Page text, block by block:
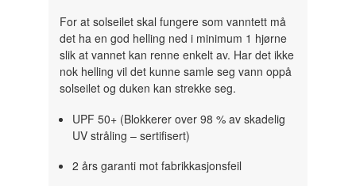
For at solseilet skal fungere som vanntett må
det ha en god helling ned i minimum 1 hjørne
slik at vannet kan renne enkelt av. Har det ikke
nok helling vil det kunne samle seg vann oppå
solseilet og duken kan strekke seg.
UPF 50+ (Blokkerer over 98 % av skadelig
UV stråling – sertifisert)
2 års garanti mot fabrikkasjonsfeil